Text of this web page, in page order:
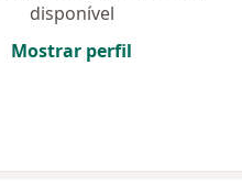
disponível
Mostrar perfil